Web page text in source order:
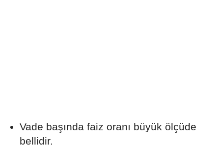
Vade başında faiz oranı büyük ölçüde
bellidir.